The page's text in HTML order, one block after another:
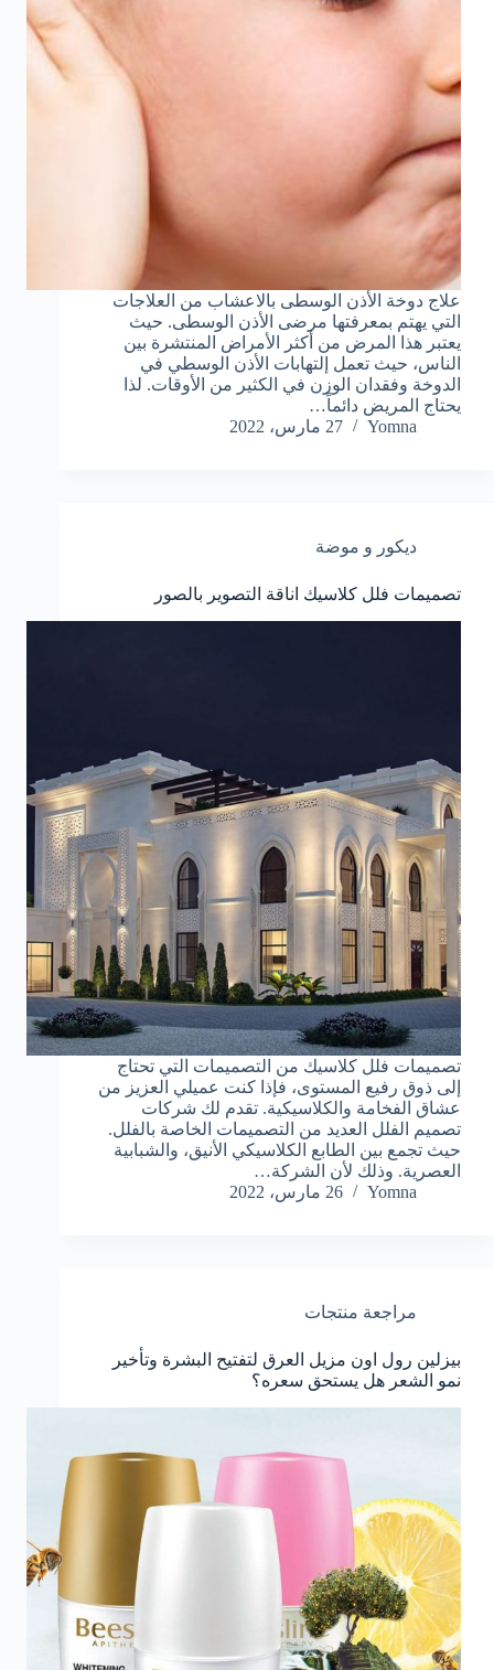
علاج دوخة الأذن الوسطى بالاعشاب من العلاجات
التي يهتم بمعرفتها مرضى الأذن الوسطى. حيث
يعتبر هذا المرض من أكثر الأمراض المنتشرة بين
الناس، حيث تعمل إلتهابات الأذن الوسطي في
الدوخة وفقدان الوزن في الكثير من الأوقات. لذا
يحتاج المريض دائماً…
Yomna
27 مارس، 2022
ديكور و موضة
تصميمات فلل كلاسيك اناقة التصوير بالصور
تصميمات فلل كلاسيك من التصميمات التي تحتاج
إلى ذوق رفيع المستوى، فإذا كنت عميلي العزيز من
عشاق الفخامة والكلاسيكية. تقدم لك شركات
تصميم الفلل العديد من التصميمات الخاصة بالفلل.
حيث تجمع بين الطابع الكلاسيكي الأنيق، والشبابية
العصرية. وذلك لأن الشركة…
Yomna
26 مارس، 2022
مراجعة منتجات
بيزلين رول اون مزيل العرق لتفتيح البشرة وتأخير
نمو الشعر هل يستحق سعره؟